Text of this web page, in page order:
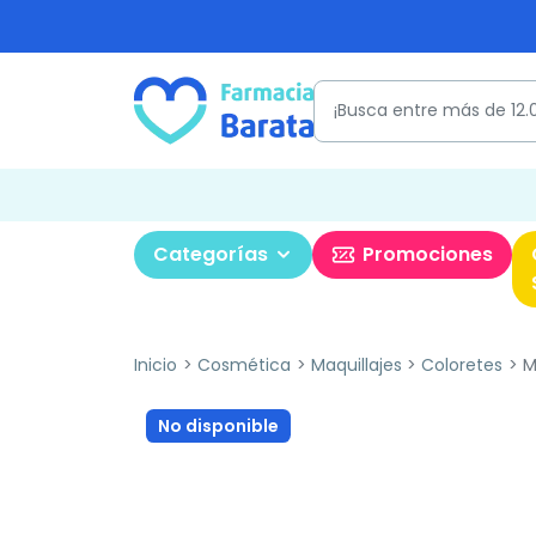
Categorías Promociones
Inicio Cosmética Maquillajes Coloretes
No disponible